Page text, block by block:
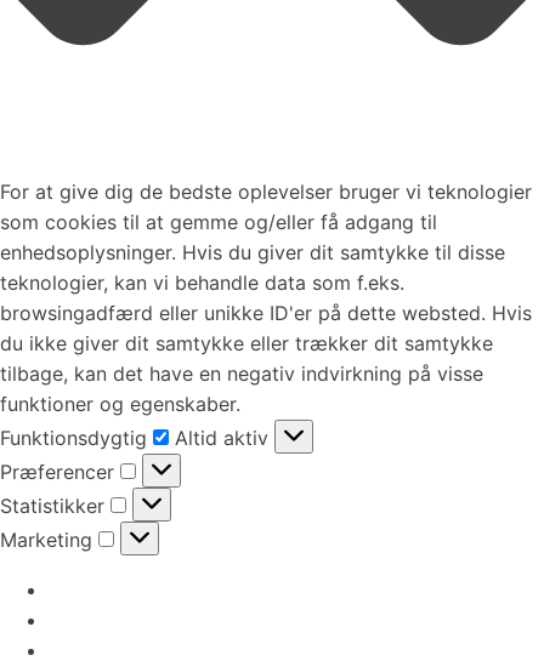
For at give dig de bedste oplevelser bruger vi teknologier
som cookies til at gemme og/eller få adgang til
enhedsoplysninger. Hvis du giver dit samtykke til disse
teknologier, kan vi behandle data som f.eks.
browsingadfærd eller unikke ID'er på dette websted. Hvis
du ikke giver dit samtykke eller trækker dit samtykke
tilbage, kan det have en negativ indvirkning på visse
funktioner og egenskaber.
Funktionsdygtig
Funktionsdygtig
Altid aktiv
Præferencer
Præferencer
Statistikker
Statistikker
Marketing
Marketing